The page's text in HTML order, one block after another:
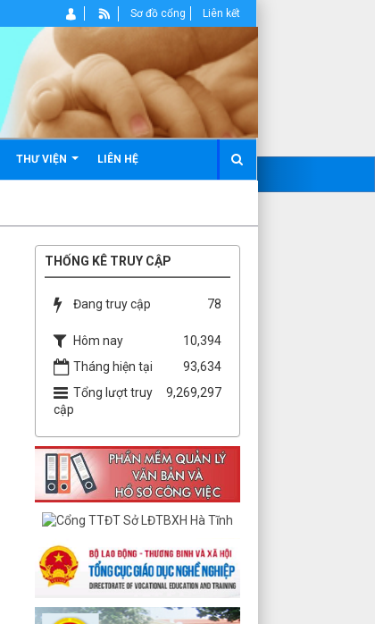
THƯ VIỆN LIÊN HỆ
Sơ đồ cổng Liên kết
THỐNG KÊ TRUY CẬP
Đang truy cập 78
Hôm nay
10,394
Tháng hiện tại
93,634
Tổng lượt truy
cập
9,269,297